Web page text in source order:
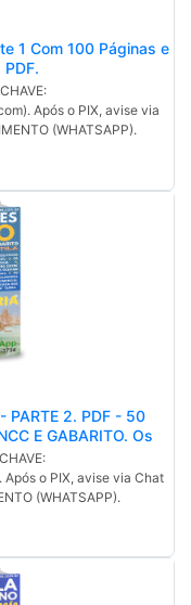
1 Com 100 Páginas e
Após o PIX, avise via
(WHATSAPP).
PARTE 2. PDF - 50
E GABARITO. Os
inúmeros povos
do Brasil. (MP)
o PIX, avise via Chat
(WHATSAPP).